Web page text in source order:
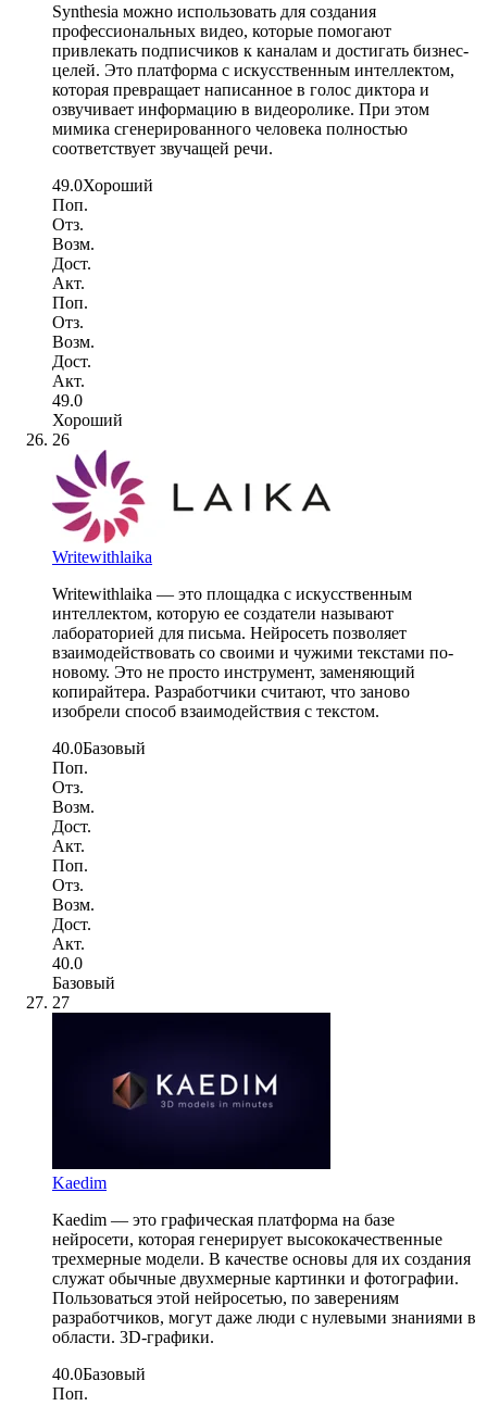
Synthesia можно использовать для создания
профессиональных видео, которые помогают
привлекать подписчиков к каналам и достигать бизнес-
целей. Это платформа с искусственным интеллектом,
которая превращает написанное в голос диктора и
озвучивает информацию в видеоролике. При этом
мимика сгенерированного человека полностью
соответствует звучащей речи.
49.0Хороший
Поп.
Отз.
Возм.
Дост.
Акт.
Поп.
Отз.
Возм.
Дост.
Акт.
49.0
Хороший
26
Writewithlaika
Writewithlaika — это площадка с искусственным
интеллектом, которую ее создатели называют
лабораторией для письма. Нейросеть позволяет
взаимодействовать со своими и чужими текстами по-
новому. Это не просто инструмент, заменяющий
копирайтера. Разработчики считают, что заново
изобрели способ взаимодействия с текстом.
40.0Базовый
Поп.
Отз.
Возм.
Дост.
Акт.
Поп.
Отз.
Возм.
Дост.
Акт.
40.0
Базовый
27
Kaedim
Kaedim — это графическая платформа на базе
нейросети, которая генерирует высококачественные
трехмерные модели. В качестве основы для их создания
служат обычные двухмерные картинки и фотографии.
Пользоваться этой нейросетью, по заверениям
разработчиков, могут даже люди с нулевыми знаниями в
области. 3D-графики.
40.0Базовый
Поп.